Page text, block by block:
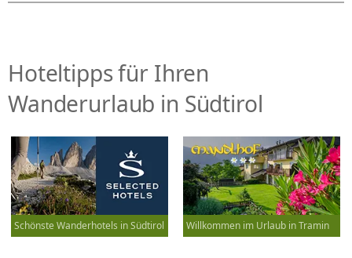
Hoteltipps für Ihren
Wanderurlaub in Südtirol
Schönste Wanderhotels in Südtirol Willkommen im Urlaub in Tramin